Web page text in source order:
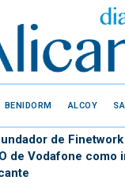
BENIDORM ALCOY
de
de Vodafone como